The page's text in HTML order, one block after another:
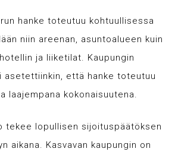
hanke toteutuu kohtuullisessa
niin areenan, asuntoalueen kuin
ja liiketilat. Kaupungin
asetettiinkin, että hanke toteutuu
laajempana kokonaisuutena.
tekee lopullisen sijoituspäätöksen
aikana. Kasvavan kaupungin on